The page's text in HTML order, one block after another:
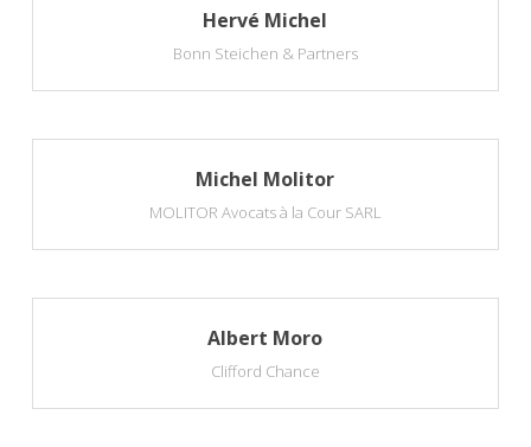
Hervé Michel
Bonn Steichen & Partners
Michel Molitor
MOLITOR Avocats à la Cour SARL
Albert Moro
Clifford Chance